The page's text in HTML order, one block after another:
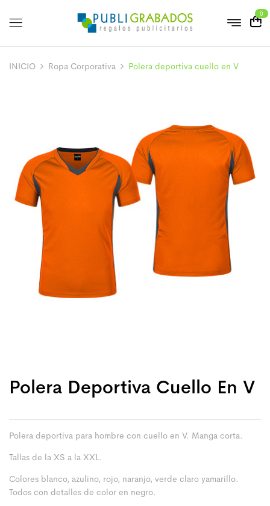
0
INICIO Ropa Corporativa Polera deportiva cuello en V
Polera Deportiva Cuello En V
Polera deportiva para hombre con cuello en V. Manga corta.
Tallas de la XS a la XXL.
Colores blanco, azulino, rojo, naranjo, verde claro yamarillo.
Todos con detalles de color en negro.